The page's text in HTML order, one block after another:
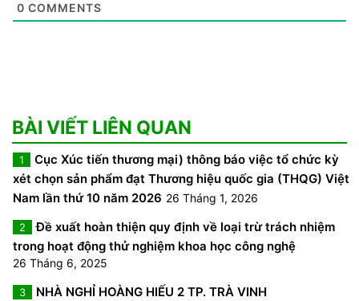
0 COMMENTS
BÀI VIẾT LIÊN QUAN
1
Cục Xúc tiến thương mại) thông báo việc tổ chức kỳ
xét chọn sản phẩm đạt Thương hiệu quốc gia (THQG) Việt
Nam lần thứ 10 năm 2026 26 Tháng 1, 2026
2
Đề xuất hoàn thiện quy định về loại trừ trách nhiệm
trong hoạt động thử nghiệm khoa học công nghệ
26 Tháng 6, 2025
3 NHÀ NGHỈ HOÀNG HIẾU 2 TP. TRÀ VINH